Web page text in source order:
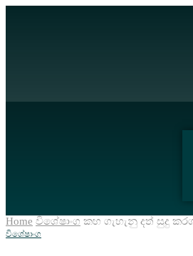
Home විශේෂාංග කහ ගැහැනු දත් සුදු
විශේෂාංග